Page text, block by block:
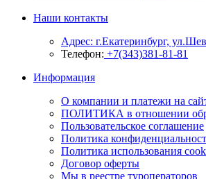
Наши контакты
Адрес: г.Екатеринбург,
Телефон: +7(343)381-81-81
Информация
О компании и платежи на
ПОЛИТИКА в отношении
Пользовательское соглашение
Политика
Политика использования
Договор оферты
Мы в реестре туроператоров